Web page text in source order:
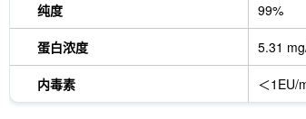
纯度 99%
蛋白浓度 5.31
内毒素 ＜1EU/